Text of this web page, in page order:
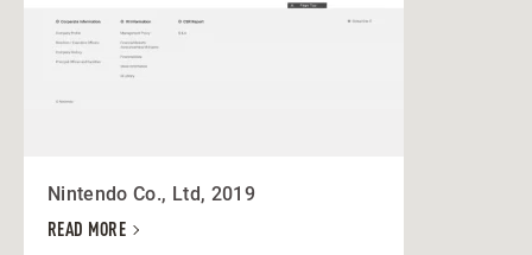
Nintendo Co., Ltd, 2019
READ MORE